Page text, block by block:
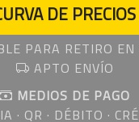
DE PRECIOS
PARA RETIRO EN
APTO ENVÍO
MEDIOS DE PAGO
· QR · DÉBITO ·